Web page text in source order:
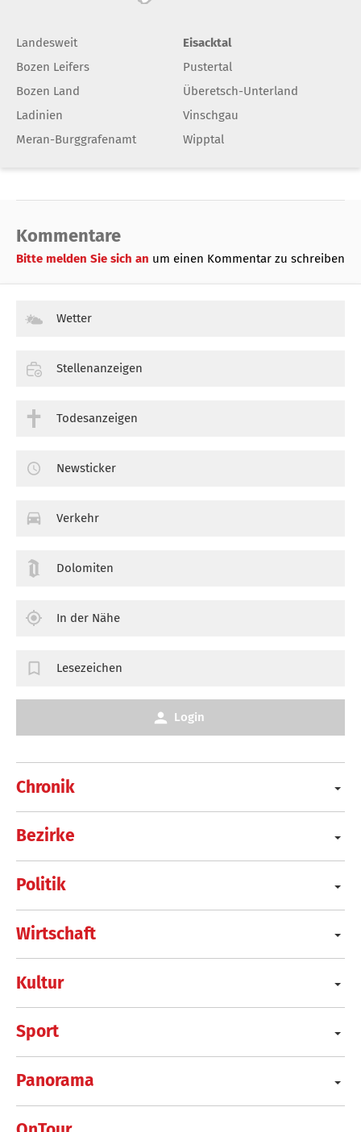
Landesweit
Bozen Leifers
Bozen Land
Ladinien
Meran-Burggrafenamt
Eisacktal
Pustertal
Überetsch-Unterland
Vinschgau
Wipptal
Kommentare
Bitte melden Sie sich an um einen Kommentar zu schreiben
Chronik
Bezirke
Politik
Wirtschaft
Kultur
Sport
Panorama
Wetter
Stellenanzeigen
Todesanzeigen
Newsticker
Verkehr
Dolomiten
In der Nähe
Lesezeichen
Login